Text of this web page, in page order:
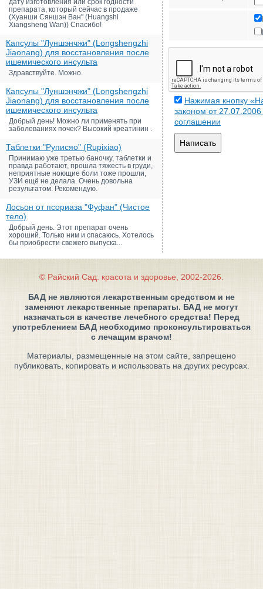
дату изготовления или срок годности
препарата, который сейчас в продаже
(Хуанши Сяншэн Ван" (Huangshi
Xiangsheng Wan)) Спасибо!
Капсулы "Луншэнчжи" (Longshengzhi
Jiaonang) для восстановления после
ишемического инсульта
Здравствуйте. Можно.
Капсулы "Луншэнчжи" (Longshengzhi
Jiaonang) для восстановления после
ишемического инсульта
Добрый день! Можно ли применять при
заболеваниях почек? Высокий креатинин .
Таблетки "Руписяо" (Rupixiao)
Принимаю уже третью баночку, таблетки и
правда работают, прошла тяжесть в груди,
неприятные ноющие боли тоже прошли,
УЗИ ещё не делала. Очень довольна
результатом. Рекомендую.
Лосьон от псориаза "Фуфан" (Чистое
тело)
Добрый день. Этот препарат очень
хороший. Только ним и спасаюсь. Хотелось
бы приобрести свежего выпуска...
Нажимая кнопку
законом от
соглашении
Написать
© Райский Сад: красота и здоровье, 2002-2026.
БАД не являются лекарственным средством и не
заменяют лекарственные препараты. БАД не могут
назначаться в качестве лечебного средства! Перед
употреблением БАД необходимо проконсультироваться
с лечащим врачом!
Материалы, размещенные на этом сайте, запрещено
публиковать, копировать и использовать на других ресурсах.